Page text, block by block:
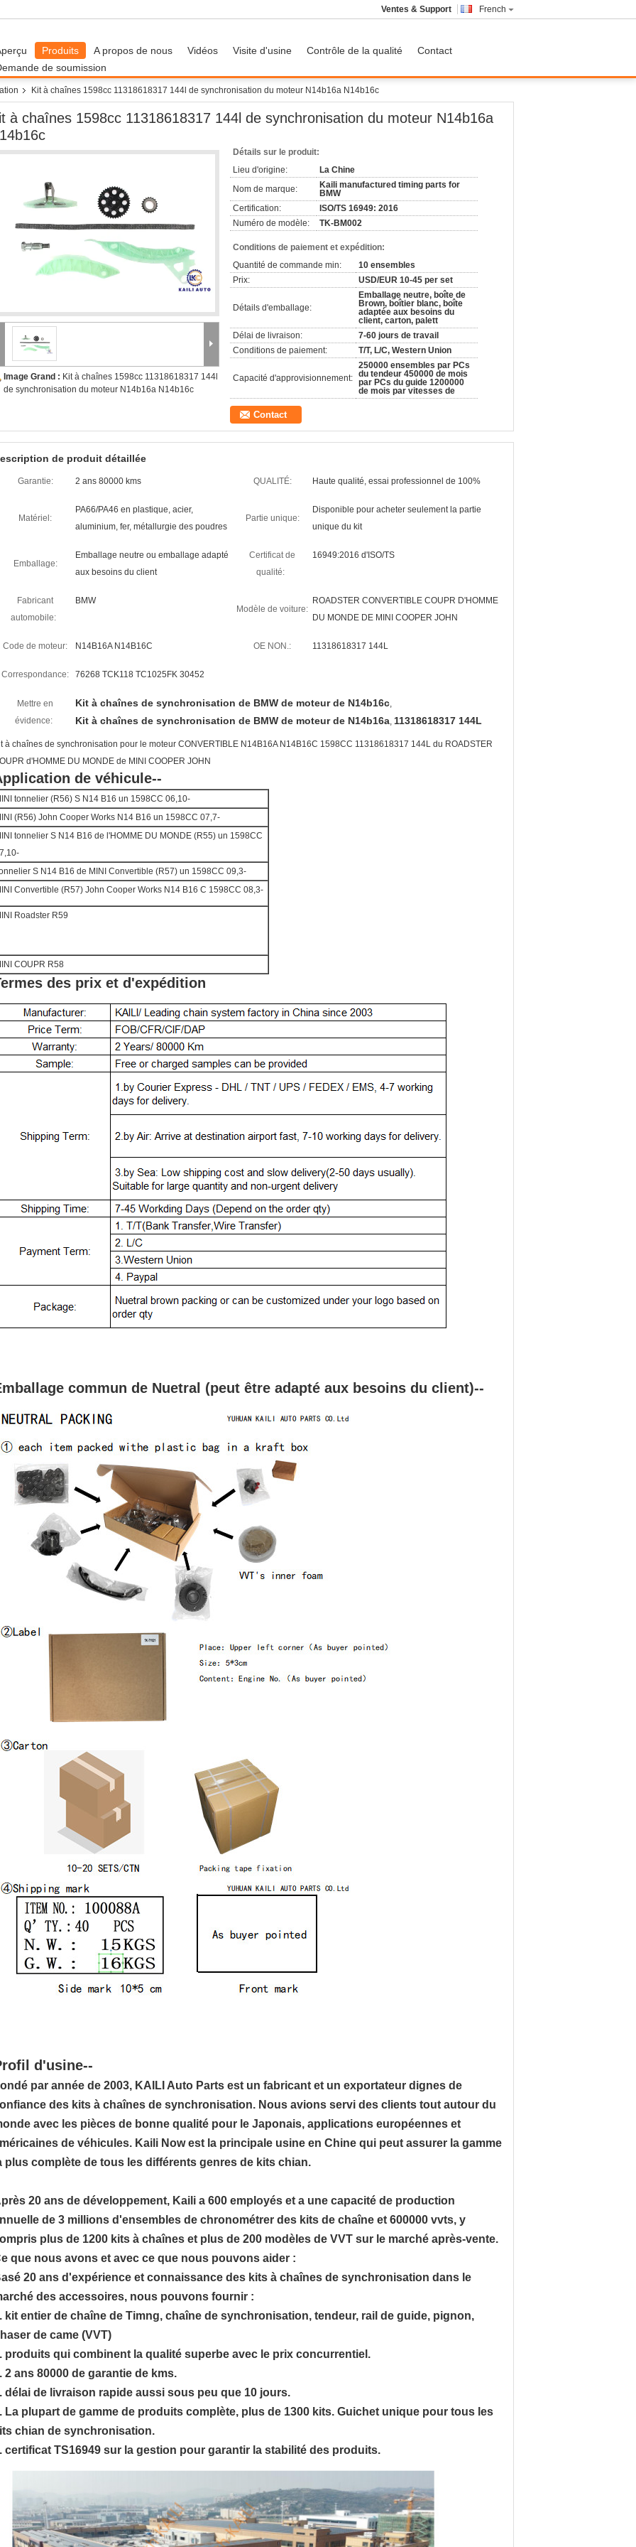
French
Ventes & Support
Produits A propos de nous Vidéos Visite d'usine Contrôle de la qualité
Contact
de soumission
Kit à chaînes 1598cc 11318618317 144l de synchronisation du moteur N14b16a N14b16c
à chaînes 1598cc 11318618317 144l de synchronisation du moteur N14b16a
Image Grand : Kit à chaînes 1598cc 11318618317 144l
de synchronisation du moteur N14b16a N14b16c
Détails sur le produit:
Lieu d'origine:
La Chine
Nom de marque:
Kaili manufactured timing parts for
BMW
Certification:
ISO/TS 16949: 2016
Numéro de modèle:
TK-BM002
Conditions de paiement et expédition:
Quantité de commande min:
10 ensembles
Prix:
USD/EUR 10-45 per set
Détails d'emballage:
Emballage neutre, boîte de
Brown, boîtier blanc, boîte
adaptée aux besoins du
client, carton, palett
Délai de livraison:
7-60 jours de travail
Conditions de paiement:
T/T, L/C, Western Union
Capacité d'approvisionnement:
250000 ensembles par PCs
du tendeur 450000 de mois
par PCs du guide 1200000
de mois par vitesses de
Contact
de produit détaillée
Garantie: 2 ans 80000 kms QUALITÉ: Haute qualité, essai professionnel de 100%
Matériel:
PA66/PA46 en plastique, acier,
aluminium, fer, métallurgie des poudres
Partie unique:
Disponible pour acheter seulement la partie
unique du kit
Emballage:
Emballage neutre ou emballage adapté
aux besoins du client
Certificat de
qualité:
16949:2016 d'ISO/TS
Fabricant
automobile:
BMW
Modèle de voiture:
ROADSTER CONVERTIBLE COUPR D'HOMME
DU MONDE DE MINI COOPER JOHN
Code de moteur: N14B16A N14B16C OE NON.: 11318618317 144L
Correspondance: 76268 TCK118 TC1025FK 30452
Mettre en
évidence:
Kit à chaînes de synchronisation de BMW de moteur de N14b16c,
Kit à chaînes de synchronisation de BMW de moteur de N14b16a, 11318618317 144L
à chaînes de synchronisation pour le moteur CONVERTIBLE N14B16A N14B16C 1598CC 11318618317 144L du ROADSTER
d'HOMME DU MONDE de MINI COOPER JOHN
de véhicule--
tonnelier (R56) S N14 B16 un 1598CC 06,10-
(R56) John Cooper Works N14 B16 un 1598CC 07,7-
tonnelier S N14 B16 de l'HOMME DU MONDE (R55) un 1598CC
S N14 B16 de MINI Convertible (R57) un 1598CC 09,3-
Convertible (R57) John Cooper Works N14 B16 C 1598CC 08,3-
Roadster R59
COUPR R58
des prix et d'expédition
commun de Nuetral (peut être adapté aux besoins du client)--
d'usine--
par année de 2003, KAILI Auto Parts est un fabricant et un exportateur dignes de
des kits à chaînes de synchronisation. Nous avions servi des clients tout autour du
avec les pièces de bonne qualité pour le Japonais, applications européennes et
de véhicules. Kaili Now est la principale usine en Chine qui peut assurer la gamme
plus complète de tous les différents genres de kits chian.
20 ans de développement, Kaili a 600 employés et a une capacité de production
de 3 millions d'ensembles de chronométrer des kits de chaîne et 600000 vvts, y
plus de 1200 kits à chaînes et plus de 200 modèles de VVT sur le marché après-vente.
que nous avons et avec ce que nous pouvons aider :
20 ans d'expérience et connaissance des kits à chaînes de synchronisation dans le
des accessoires, nous pouvons fournir :
kit entier de chaîne de Timng, chaîne de synchronisation, tendeur, rail de guide, pignon,
de came (VVT)
produits qui combinent la qualité superbe avec le prix concurrentiel.
2 ans 80000 de garantie de kms.
délai de livraison rapide aussi sous peu que 10 jours.
La plupart de gamme de produits complète, plus de 1300 kits. Guichet unique pour tous les
chian de synchronisation.
certificat TS16949 sur la gestion pour garantir la stabilité des produits.